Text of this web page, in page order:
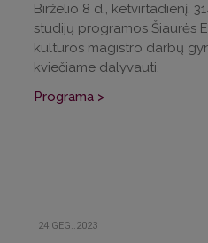
Birželio 8 d., ketvirtadienį,
studijų programos Šiaurės
kultūros magistro darbų
kviečiame dalyvauti.
Programa >
24.GEG..2023